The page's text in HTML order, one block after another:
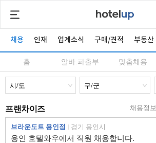
채용 인재 업계소식 구매/견적 부동산
홈 알바.파출부 맞춤채용
프랜차이즈 채용정보
브라운도트 용인점 경기 용인시
용인 호텔와우에서 직원 채용합니다.